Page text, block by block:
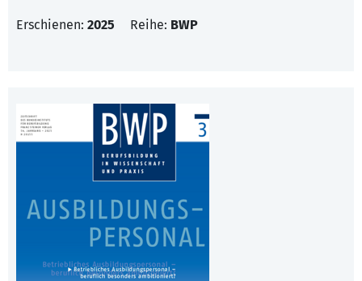
Erschienen: 2025 Reihe: BWP